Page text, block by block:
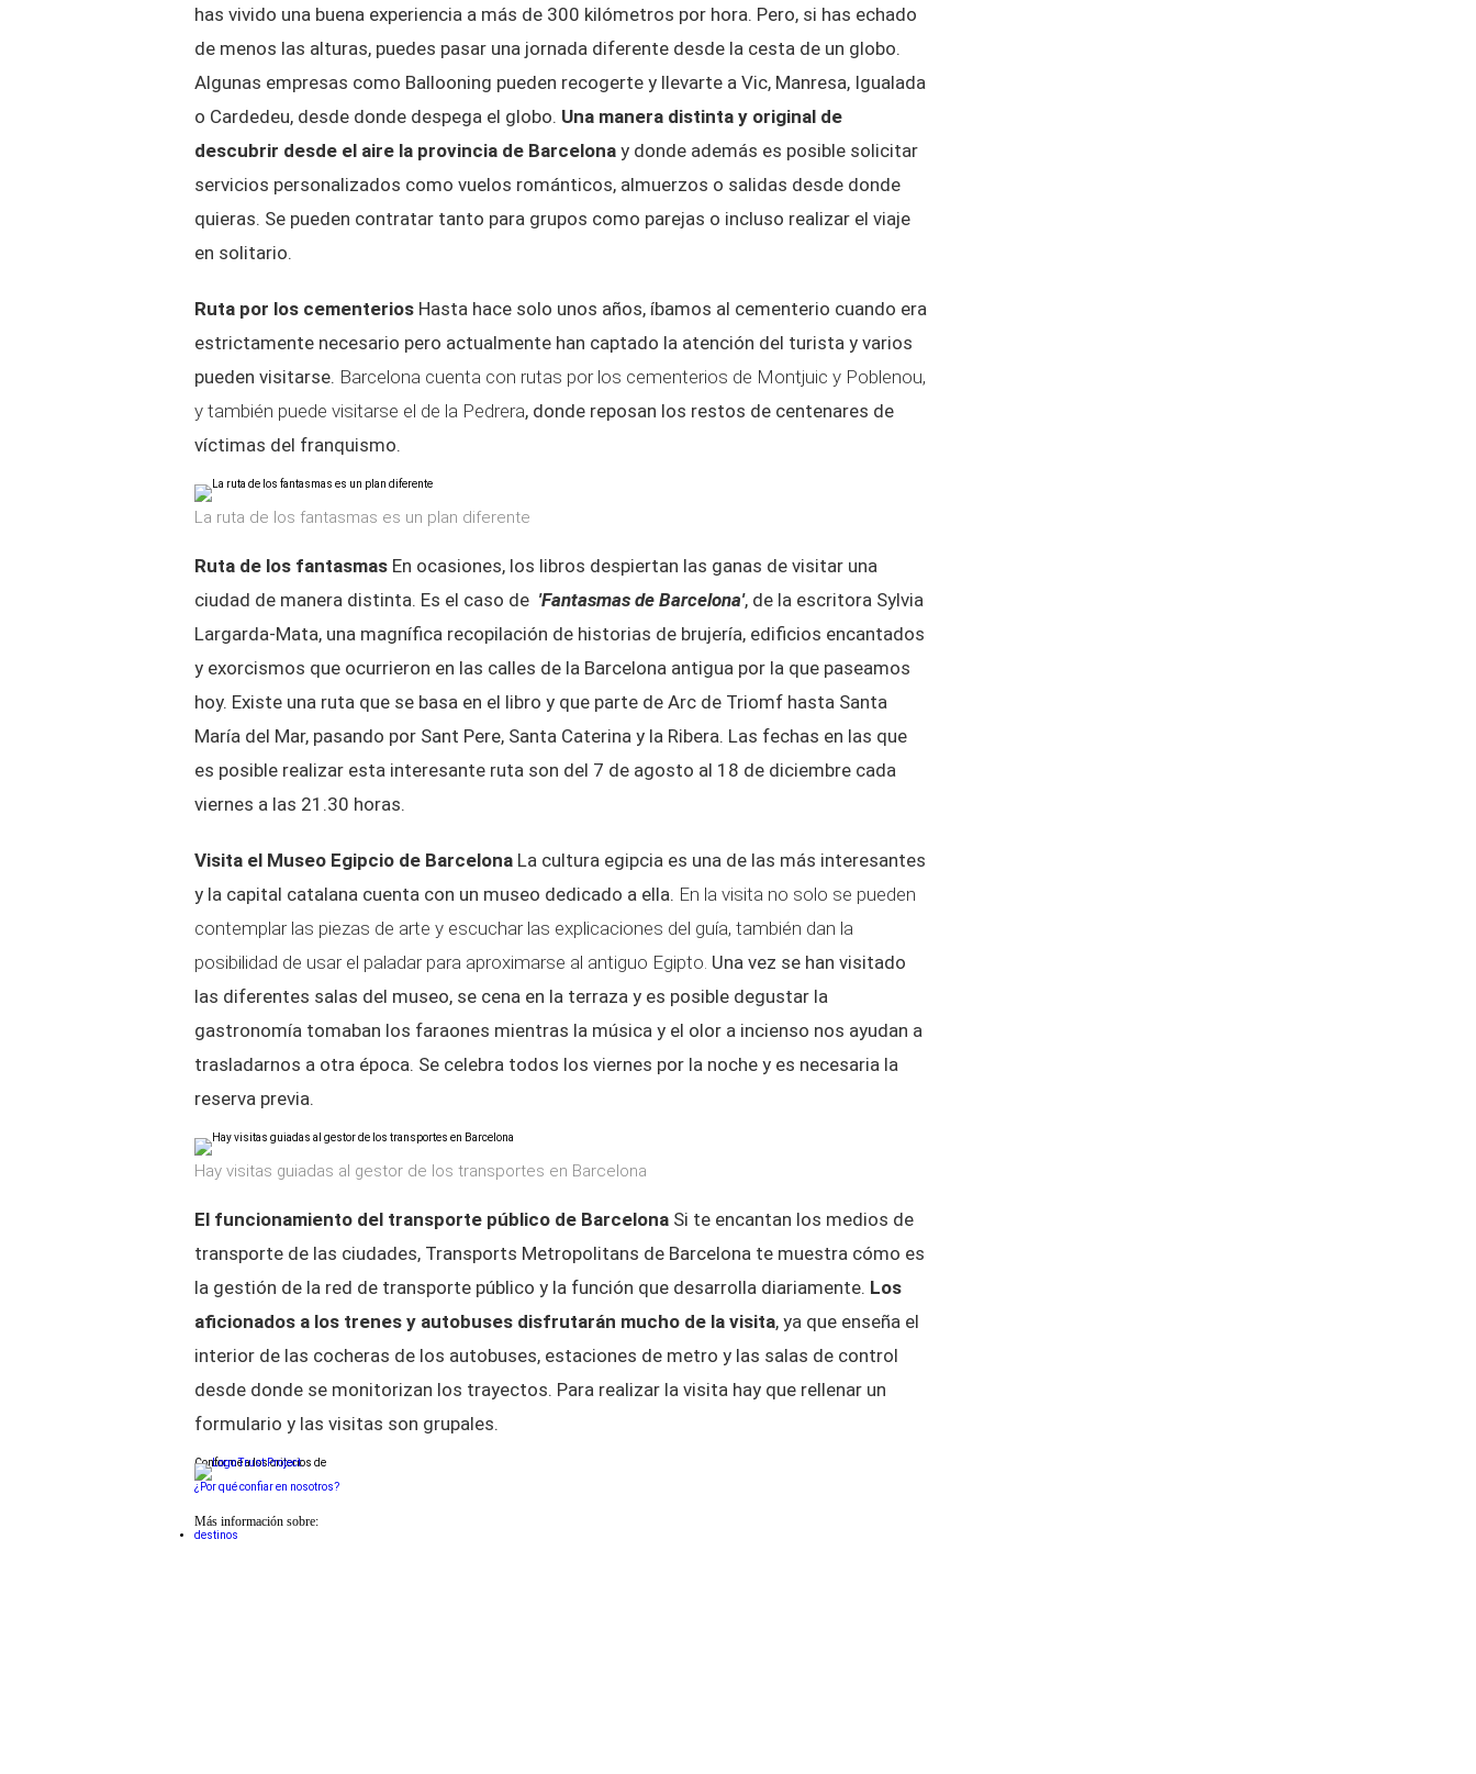
has vivido una buena experiencia a más de 300 kilómetros por hora. Pero, si has echado
de menos las alturas, puedes pasar una jornada diferente desde la cesta de un globo.
Algunas empresas como Ballooning pueden recogerte y llevarte a Vic, Manresa, Igualada
o Cardedeu, desde donde despega el globo. Una manera distinta y original de
descubrir desde el aire la provincia de Barcelona y donde además es posible solicitar
servicios personalizados como vuelos románticos, almuerzos o salidas desde donde
quieras. Se pueden contratar tanto para grupos como parejas o incluso realizar el viaje
en solitario.
Ruta por los cementerios Hasta hace solo unos años, íbamos al cementerio cuando era
estrictamente necesario pero actualmente han captado la atención del turista y varios
pueden visitarse. Barcelona cuenta con rutas por los cementerios de Montjuic y Poblenou,
y también puede visitarse el de la Pedrera, donde reposan los restos de centenares de
víctimas del franquismo.
La ruta de los fantasmas es un plan diferente
Ruta de los fantasmas En ocasiones, los libros despiertan las ganas de visitar una
ciudad de manera distinta. Es el caso de 'Fantasmas de Barcelona', de la escritora Sylvia
Largarda-Mata, una magnífica recopilación de historias de brujería, edificios encantados
y exorcismos que ocurrieron en las calles de la Barcelona antigua por la que paseamos
hoy. Existe una ruta que se basa en el libro y que parte de Arc de Triomf hasta Santa
María del Mar, pasando por Sant Pere, Santa Caterina y la Ribera. Las fechas en las que
es posible realizar esta interesante ruta son del 7 de agosto al 18 de diciembre cada
viernes a las 21.30 horas.
Visita el Museo Egipcio de Barcelona La cultura egipcia es una de las más interesantes
y la capital catalana cuenta con un museo dedicado a ella. En la visita no solo se pueden
contemplar las piezas de arte y escuchar las explicaciones del guía, también dan la
posibilidad de usar el paladar para aproximarse al antiguo Egipto. Una vez se han visitado
las diferentes salas del museo, se cena en la terraza y es posible degustar la
gastronomía tomaban los faraones mientras la música y el olor a incienso nos ayudan a
trasladarnos a otra época. Se celebra todos los viernes por la noche y es necesaria la
reserva previa.
Hay visitas guiadas al gestor de los transportes en Barcelona
El funcionamiento del transporte público de Barcelona Si te encantan los medios de
transporte de las ciudades, Transports Metropolitans de Barcelona te muestra cómo es
la gestión de la red de transporte público y la función que desarrolla diariamente. Los
aficionados a los trenes y autobuses disfrutarán mucho de la visita, ya que enseña el
interior de las cocheras de los autobuses, estaciones de metro y las salas de control
desde donde se monitorizan los trayectos. Para realizar la visita hay que rellenar un
formulario y las visitas son grupales.
Conforme a los criterios de
¿Por qué confiar en nosotros?
Más información sobre:
destinos